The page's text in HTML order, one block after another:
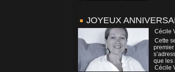
JOYEUX
Cécile
Cette
que les
Cécile